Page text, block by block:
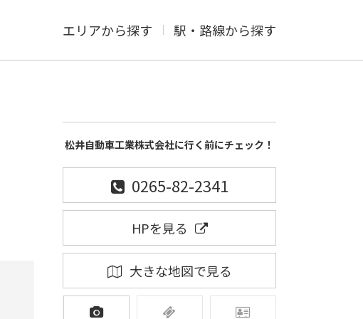
エリアから探す 駅・路線から探す
松井自動車工業株式会社に行く前にチェック！
0265-82-2341
HPを見る
大きな地図で見る